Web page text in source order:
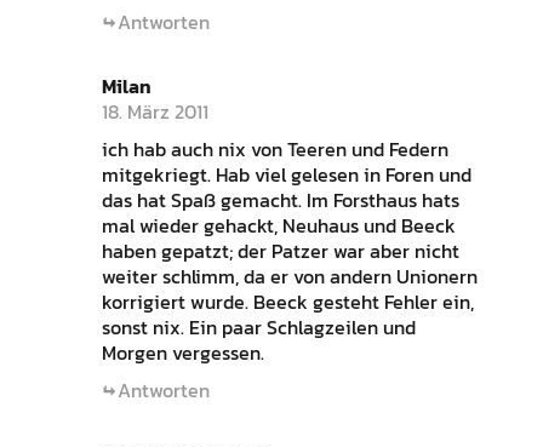
Antworten
Milan
18. März 2011
ich hab auch nix von Teeren und Federn
mitgekriegt. Hab viel gelesen in Foren und
das hat Spaß gemacht. Im Forsthaus hats
mal wieder gehackt, Neuhaus und Beeck
haben gepatzt; der Patzer war aber nicht
weiter schlimm, da er von andern Unionern
korrigiert wurde. Beeck gesteht Fehler ein,
sonst nix. Ein paar Schlagzeilen und
Morgen vergessen.
Antworten